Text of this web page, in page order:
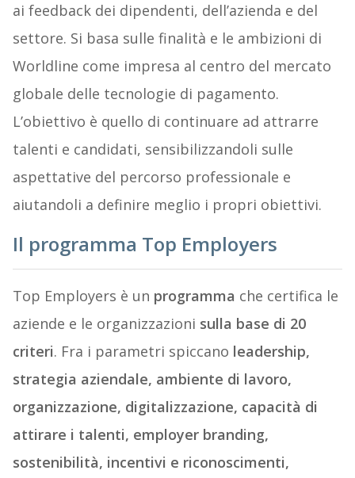
ai feedback dei dipendenti, dell’azienda e del
settore. Si basa sulle finalità e le ambizioni di
Worldline come impresa al centro del mercato
globale delle tecnologie di pagamento.
L’obiettivo è quello di continuare ad attrarre
talenti e candidati, sensibilizzandoli sulle
aspettative del percorso professionale e
aiutandoli a definire meglio i propri obiettivi.
Il programma Top Employers
Top Employers è un programma che certifica le
aziende e le organizzazioni sulla base di 20
criteri. Fra i parametri spiccano leadership,
strategia aziendale, ambiente di lavoro,
organizzazione, digitalizzazione, capacità di
attirare i talenti, employer branding,
sostenibilità, incentivi e riconoscimenti,